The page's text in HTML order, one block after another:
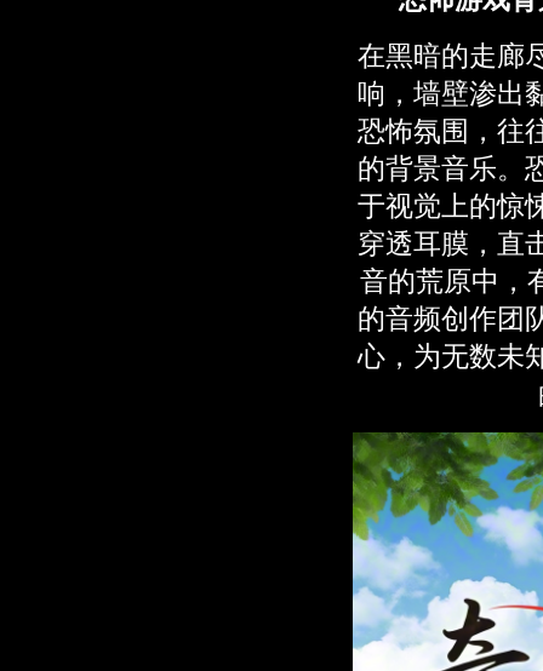
在黑暗的走廊
响，墙壁渗出
恐怖氛围，往
的背景音乐。
于视觉上的惊
穿透耳膜，直
音的荒原中，
的音频创作团
心，为无数未